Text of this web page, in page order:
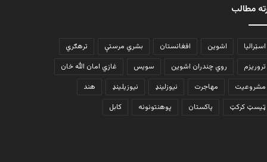
مطالب
اسټرالیا اشوین افغانستان بشري مرستې
ترهګري
تروریزم
روي چندران اشوین سویس
غازي امان الله خان
مشروعیت
مهاجرت نیوزلینډ نیوزیلینډ
هند
ټیسټ کرکټ
پاکستان پوهنتونونه کابل